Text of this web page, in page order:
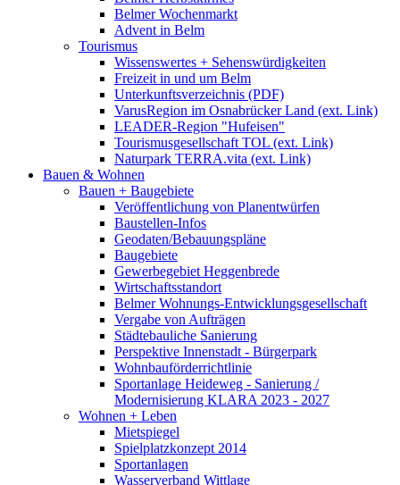
Belmer Wochenmarkt
Advent in Belm
Tourismus
Wissenswertes + Sehenswürdigkeiten
Freizeit in und um Belm
Unterkunftsverzeichnis (PDF)
VarusRegion im Osnabrücker Land (ext. Link)
LEADER-Region "Hufeisen"
Tourismusgesellschaft TOL (ext. Link)
Naturpark TERRA.vita (ext. Link)
Bauen & Wohnen
Bauen + Baugebiete
Veröffentlichung von Planentwürfen
Baustellen-Infos
Geodaten/Bebauungspläne
Baugebiete
Gewerbegebiet Heggenbrede
Wirtschaftsstandort
Belmer Wohnungs-Entwicklungsgesellschaft
Vergabe von Aufträgen
Städtebauliche Sanierung
Perspektive Innenstadt - Bürgerpark
Wohnbauförderrichtlinie
Sportanlage Heideweg - Sanierung /
Modernisierung KLARA 2023 - 2027
Wohnen + Leben
Mietspiegel
Spielplatzkonzept 2014
Sportanlagen
Wasserverband Wittlage